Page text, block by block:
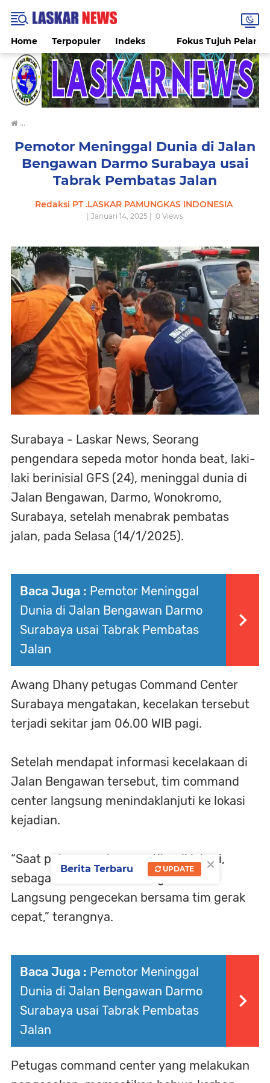
Home Terpopuler Indeks Fokus Tujuh
›
Pemotor Meninggal Dunia di Jalan
Bengawan Darmo Surabaya usai
Tabrak Pembatas Jalan
Redaksi PT .LASKAR PAMUNGKAS INDONESIA
| Januari 14, 2025 | 0 Views
Surabaya - Laskar News, Seorang
pengendara sepeda motor honda beat, laki-
laki berinisial GFS (24), meninggal dunia di
Jalan Bengawan, Darmo, Wonokromo,
Surabaya, setelah menabrak pembatas
jalan, pada Selasa (14/1/2025).
Baca Juga : Pemotor Meninggal
Dunia di Jalan Bengawan Darmo
Surabaya usai Tabrak Pembatas
Jalan
Awang Dhany petugas Command Center
Surabaya mengatakan, kecelakan tersebut
terjadi sekitar jam 06.00 WIB pagi.
Setelah mendapat informasi kecelakaan di
Jalan Bengawan tersebut, tim command
center langsung menindaklanjuti ke lokasi
kejadian.
“Saat petugas gabungan tiba di lokasi,
sebagai korban kondisi tergeletak.
Langsung pengecekan bersama tim gerak
cepat,” terangnya.
Baca Juga : Pemotor Meninggal
Dunia di Jalan Bengawan Darmo
Surabaya usai Tabrak Pembatas
Jalan
Petugas command center yang melakukan
×
Berita Terbaru UPDATE